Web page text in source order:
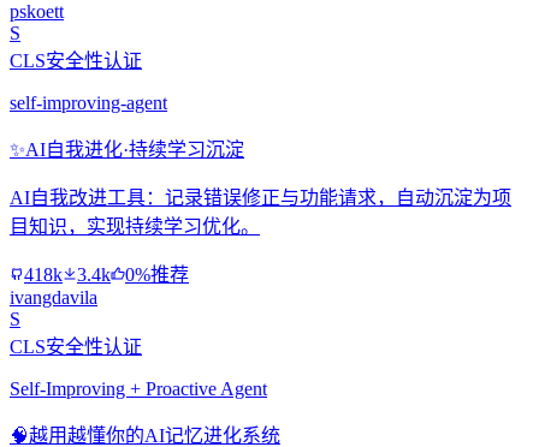
pskoett
S
CLS安全性认证
self-improving-agent
✨AI自我进化·持续学习沉淀
AI自我改进工具：记录错误修正与功能请求，自动沉淀为项
目知识，实现持续学习优化。
418k 3.4k
0%推荐
ivangdavila
S
CLS安全性认证
Self-Improving + Proactive Agent
🧠越用越懂你的AI记忆进化系统